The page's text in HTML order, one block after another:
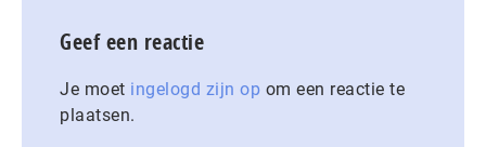
Geef een reactie
Je moet ingelogd zijn op om een reactie te
plaatsen.